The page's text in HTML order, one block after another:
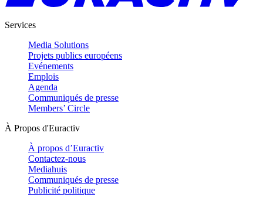
Services
Media Solutions
Projets publics européens
Evénements
Emplois
Agenda
Communiqués de presse
Members’ Circle
À Propos d'Euractiv
À propos d’Euractiv
Contactez-nous
Mediahuis
Communiqués de presse
Publicité politique